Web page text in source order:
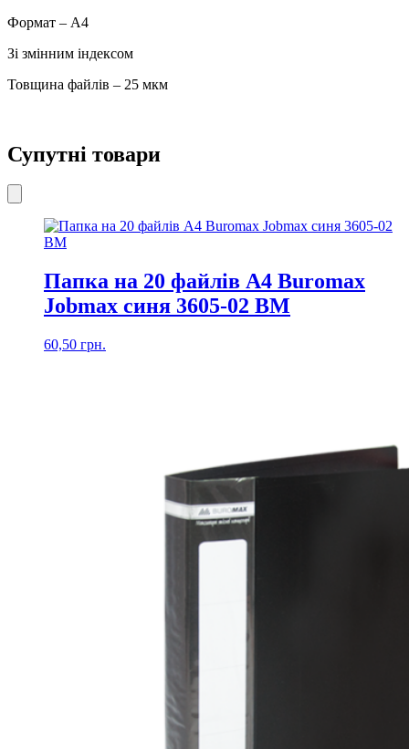
ВМ
кількість
Формат – А4
Зі змінним індексом
Товщина файлів – 25 мкм
Супутні товари
Папка на 20 файлів А4 Buromax
Jobmax синя 3605-02 ВМ
60,50 грн.